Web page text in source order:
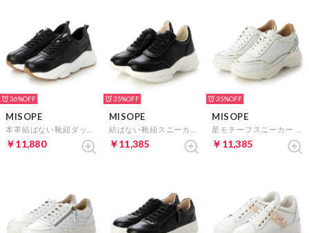
36%
MISOPE
￥11,880
35%
MISOPE
￥11,385
35%
MISOPE
￥11,385